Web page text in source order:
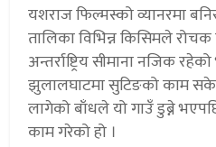
यशराज फिल्मस्को व्यानरमा
तालिका विभिन्न किसिमले
अन्तर्राष्ट्रिय सीमाना नजिक
झुलालघाटमा सुटिङको काम
लागेको बाँधले यो गाउँ डुब्ने
काम गरेको हो ।